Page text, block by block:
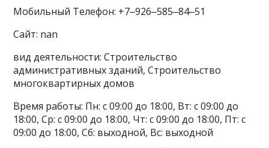
Мобильный Телефон: +7‒926‒585‒84‒51
Сайт: nan
вид деятельности: Строительство
административных зданий, Строительство
многоквартирных домов
Время работы: Пн: с 09:00 до 18:00, Вт: с 09:00 до
18:00, Ср: с 09:00 до 18:00, Чт: с 09:00 до 18:00, Пт: с
09:00 до 18:00, Сб: выходной, Вс: выходной